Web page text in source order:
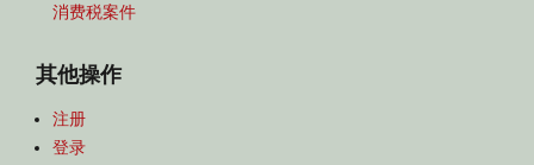
消费税案件
其他操作
注册
登录